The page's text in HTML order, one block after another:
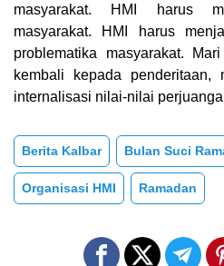
masyarakat. HMI harus
masyarakat. HMI harus
problematika masyarakat.
kembali kepada penderitaan,
internalisasi nilai-nilai
Berita Kalbar Bulan Suci
Organisasi HMI Ramadan